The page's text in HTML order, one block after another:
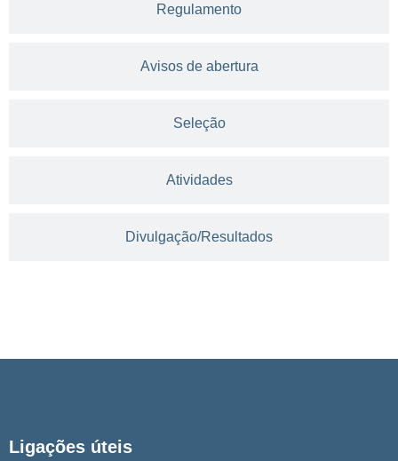
Regulamento
Avisos de abertura
Seleção
Atividades
Divulgação/Resultados
Ligações úteis